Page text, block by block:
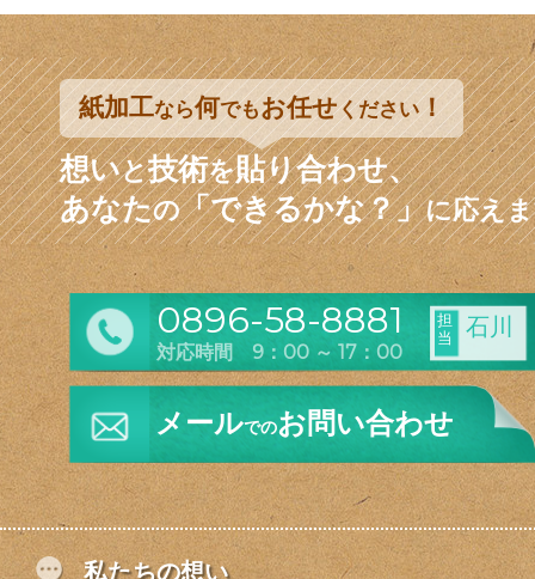
紙加工なら何でもお任せください！
想いと技術を貼り合わせ、
あなたの「できるかな？」に応え
0896-58-8881
対応時間 9：00 ～ 17：00
担
当
石川
メールでのお問い合わせ
私たちの想い